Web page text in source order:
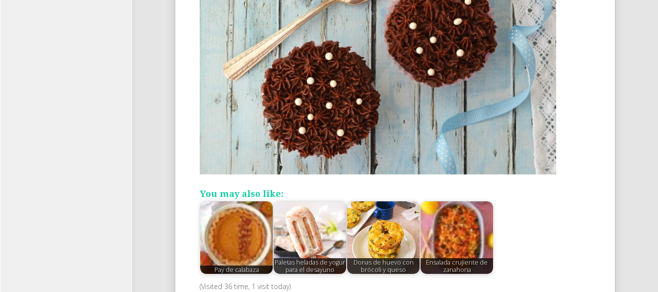
You may also like:
Pay de calabaza
Paletas heladas de yogur
para el desayuno
Donas de huevo con
brócoli y queso
Ensalada crujiente de
zanahoria
(Visited 36 time, 1 visit today)